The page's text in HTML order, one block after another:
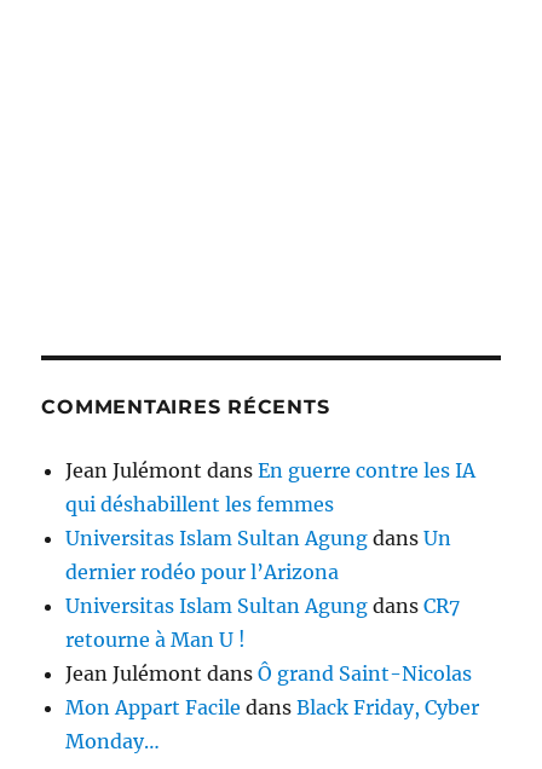
COMMENTAIRES RÉCENTS
Jean Julémont dansEn guerre contre les IA
qui déshabillent les femmes
Universitas Islam Sultan Agung dansUn
dernier rodéo pour l’Arizona
Universitas Islam Sultan Agung dansCR7
retourne à Man U !
Jean Julémont dansÔ grand Saint-Nicolas
Mon Appart Facile dansBlack Friday, Cyber
Monday…